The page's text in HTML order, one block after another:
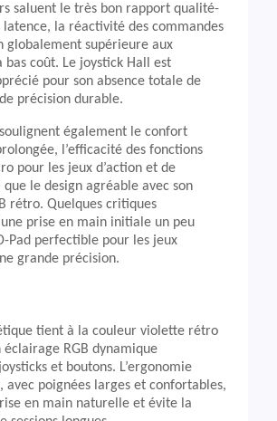
saluent le très bon rapport qualité-
la réactivité des commandes
globalement supérieure aux
bas coût. Le joystick Hall est
pour son absence totale de
précision durable.
également le confort
l’efficacité des fonctions
pour les jeux d’action et de
le design agréable avec son
rétro. Quelques critiques
prise en main initiale un peu
Pad perfectible pour les jeux
grande précision.
tient à la couleur violette rétro
éclairage RGB dynamique
et boutons. L’ergonomie
avec poignées larges et confortables,
en main naturelle et évite la